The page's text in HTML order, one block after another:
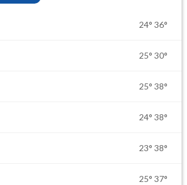
24° 36°
25° 30°
25° 38°
24° 38°
23° 38°
25° 37°